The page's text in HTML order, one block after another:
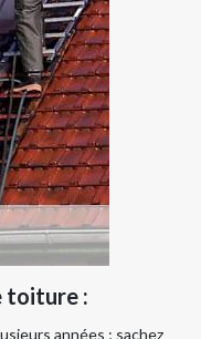
toiture :
années ; sachez